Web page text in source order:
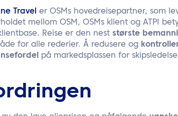
Travel er OSMs hovedreisepartner, som
mellom OSM, OSMs klient og ATPI
Reise er den nest største
for alle rederier. Å redusere og
på markedsplassen for